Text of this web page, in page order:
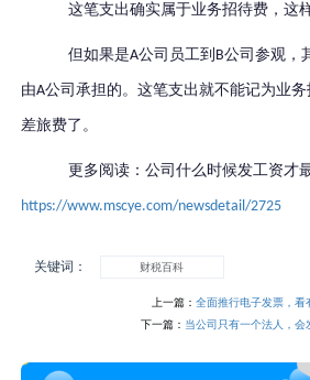
这笔支出确实属于业务招待费，这
但如果是A公司员工到 B公司参观，
由A公司承担的。这笔支出就不能记为业
差旅费了。
更多阅读：公司什么时候发工资才
https://www.mscye.com/newsdetail/2725
关键词： 财税百科
上一篇： 全面推行电子发票，看
下一篇： 当公司只有一个法人，会